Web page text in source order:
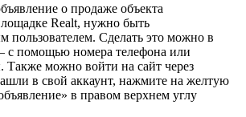
о продаже объекта
Realt, нужно быть
пользователем. Сделать это можно в
с помощью номера телефона или
Также можно войти на сайт через
в свой аккаунт, нажмите на желтую
в правом верхнем углу